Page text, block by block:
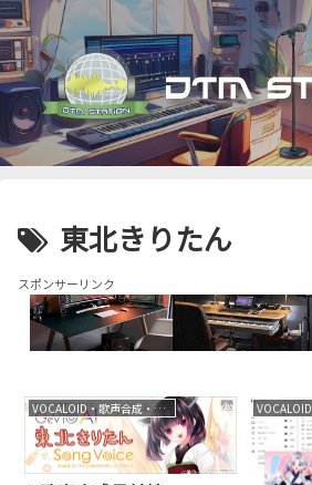
東北きりたん
スポンサーリンク
VOCALOID・歌声合成・音声合成